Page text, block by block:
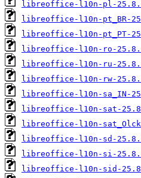
libreoffice-l10n-pl-
libreoffice-l10n-pt_BR-
libreoffice-l10n-pt_PT-
libreoffice-l10n-ro-
libreoffice-l10n-ru-
libreoffice-l10n-rw-
libreoffice-l10n-sa_IN-
libreoffice-l10n-sat-
libreoffice-l10n-
libreoffice-l10n-sd-
libreoffice-l10n-si-
libreoffice-l10n-sid-